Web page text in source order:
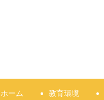
ホーム 教育環境